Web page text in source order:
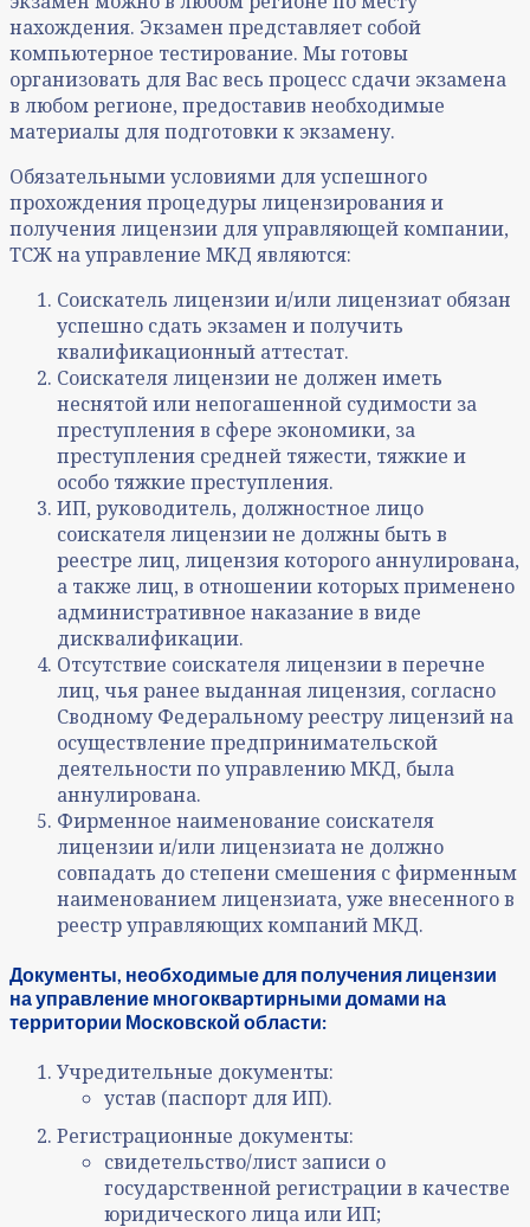
нахождения. Экзамен представляет собой
компьютерное тестирование. Мы готовы
организовать для Вас весь процесс сдачи экзамена
в любом регионе, предоставив необходимые
материалы для подготовки к экзамену.
Обязательными условиями для успешного
прохождения процедуры лицензирования и
получения лицензии для управляющей компании,
ТСЖ на управление МКД являются:
Соискатель лицензии и/или лицензиат обязан
успешно сдать экзамен и получить
квалификационный аттестат.
Соискателя лицензии не должен иметь
неснятой или непогашенной судимости за
преступления в сфере экономики, за
преступления средней тяжести, тяжкие и
особо тяжкие преступления.
ИП, руководитель, должностное лицо
соискателя лицензии не должны быть в
реестре лиц, лицензия которого аннулирована,
а также лиц, в отношении которых применено
административное наказание в виде
дисквалификации.
Отсутствие соискателя лицензии в перечне
лиц, чья ранее выданная лицензия, согласно
Сводному Федеральному реестру лицензий на
осуществление предпринимательской
деятельности по управлению МКД, была
аннулирована.
Фирменное наименование соискателя
лицензии и/или лицензиата не должно
совпадать до степени смешения с фирменным
наименованием лицензиата, уже внесенного в
реестр управляющих компаний МКД.
Документы, необходимые для получения лицензии
на управление многоквартирными домами на
территории Московской области:
Учредительные документы:
устав (паспорт для ИП).
Регистрационные документы:
свидетельство/лист записи о
государственной регистрации в качестве
юридического лица или ИП;